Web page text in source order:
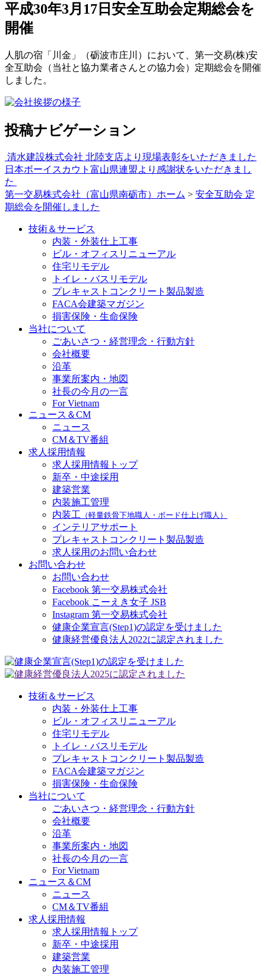
平成30年3月17日安全互助会定期総会を
開催
人肌の宿「川金」（砺波市庄川）において、第一交易(株)安
全互助会（当社と協力業者さんとの協力会）定期総会を開催
しました。
投稿ナビゲーション
清水建設株式会社 北陸支店より現場表彰をいただきました
日本ボーイスカウト富山県連盟より感謝状をいただきまし
た
第一交易株式会社（富山県南砺市）ホーム > 安全互助会 定
期総会を開催しました
技術＆サービス
内装・外装仕上工事
ビル・オフィスリニューアル
住宅リモデル
トイレ・バスリモデル
プレキャストコンクリート製品製造
FACA会建築マガジン
損害保険・生命保険
当社について
ごあいさつ・経営理念・行動方針
会社概要
沿革
事業所案内・地図
社長の今月の一言
For Vietnam
ニュース＆CM
ニュース
CM＆TV番組
求人採用情報
求人採用情報トップ
新卒・中途採用
建築営業
内装施工管理
内装工 （軽量鉄骨下地職人・ボード仕上げ職人）
インテリアサポート
プレキャストコンクリート製品製造
求人採用のお問い合わせ
お問い合わせ
お問い合わせ
Facebook 第一交易株式会社
Facebook こーえき女子 JSB
Instagram 第一交易株式会社
健康企業宣言(Step1)の認定を受けました
健康経営優良法人2022に認定されました
技術＆サービス
内装・外装仕上工事
ビル・オフィスリニューアル
住宅リモデル
トイレ・バスリモデル
プレキャストコンクリート製品製造
FACA会建築マガジン
損害保険・生命保険
当社について
ごあいさつ・経営理念・行動方針
会社概要
沿革
事業所案内・地図
社長の今月の一言
For Vietnam
ニュース＆CM
ニュース
CM＆TV番組
求人採用情報
求人採用情報トップ
新卒・中途採用
建築営業
内装施工管理